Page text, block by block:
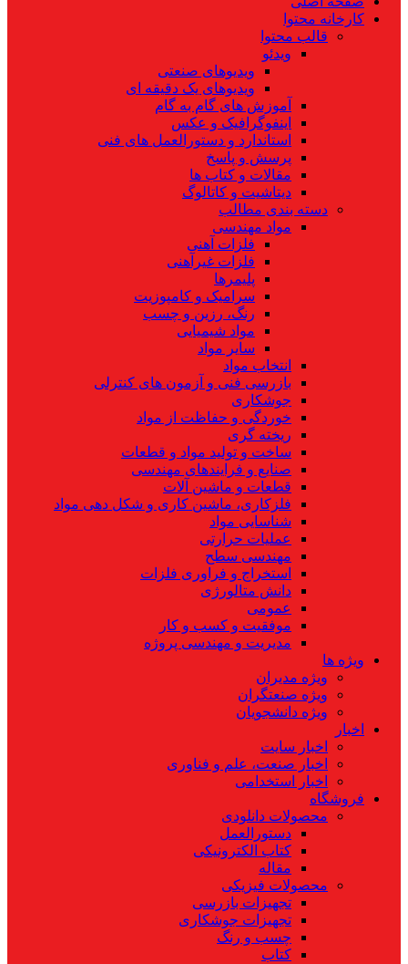
کارخانه محتوا
قالب محتوا
ویدئو
ویدیوهای صنعتی
ویدیوهای یک دقیقه ای
آموزش های گام به گام
اینفوگرافیک و عکس
استاندارد و دستورالعمل های فنی
پرسش و پاسخ
مقالات و کتاب ها
دیتاشیت و کاتالوگ
دسته بندی مطالب
مواد مهندسی
فلزات آهنی
فلزات غیرآهنی
پلیمرها
سرامیک و کامپوزیت
رنگ، رزین و چسب
مواد شیمیایی
سایر مواد
انتخاب مواد
بازرسی فنی و آزمون های کنترلی
جوشکاری
خوردگی و حفاظت از مواد
ریخته گری
ساخت و تولید مواد و قطعات
صنایع و فرایندهای مهندسی
قطعات و ماشین آلات
فلزکاری، ماشین کاری و شکل دهی مواد
شناسایی مواد
عملیات حرارتی
مهندسی سطح
استخراج و فراوری فلزات
دانش متالورژی
عمومی
موفقیت و کسب و کار
مدیریت و مهندسی پروژه
ویژه ها
ویژه مدیران
ویژه صنعتگران
ویژه دانشجویان
اخبار
اخبار سایت
اخبار صنعت، علم و فناوری
اخبار استخدامی
فروشگاه
محصولات دانلودی
دستورالعمل
کتاب الکترونیکی
مقاله
محصولات فیزیکی
تجهیزات بازرسی
تجهیزات جوشکاری
چسب و رنگ
کتاب